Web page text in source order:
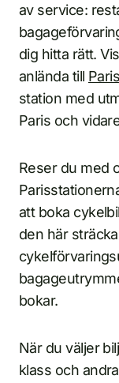
av service:
dig hitta rätt.
anlända till
station med
Paris och
Reser du med
att boka
den här
bokar.
När du väljer
klass och